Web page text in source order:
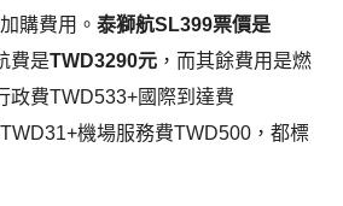
購費用。 泰獅航SL399票價是
費是TWD3290元 ，而其餘費用是燃
政費TWD533+國際到達費
機場服務費TWD500，都標